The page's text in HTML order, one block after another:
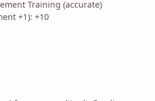
Training (accurate)
+1): +10